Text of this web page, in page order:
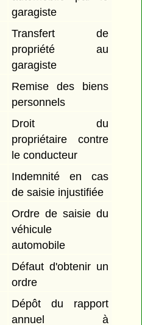
garagiste
Transfert de
propriété au
garagiste
Remise des biens
personnels
Droit du
propriétaire contre
le conducteur
Indemnité en cas
de saisie injustifiée
Ordre de saisie du
véhicule
automobile
Défaut d'obtenir un
ordre
Dépôt du rapport
annuel à